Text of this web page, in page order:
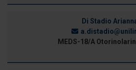
Di Stadio
MEDS-18/A